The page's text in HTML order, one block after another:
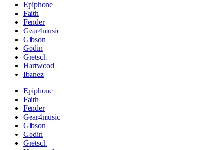
Epiphone
Faith
Fender
Gear4music
Gibson
Godin
Gretsch
Hartwood
Ibanez
Epiphone
Faith
Fender
Gear4music
Gibson
Godin
Gretsch